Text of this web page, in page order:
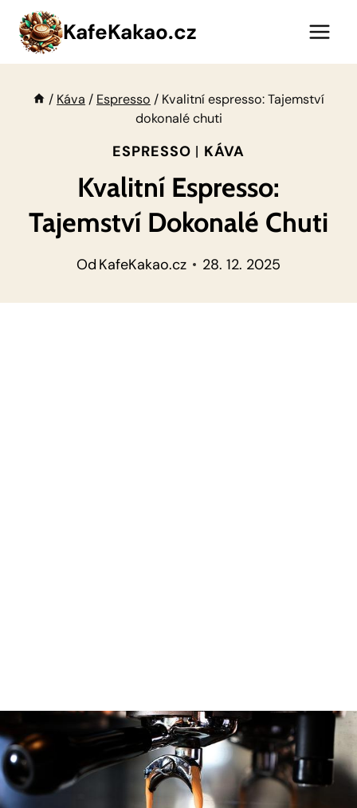
Přeskočit
obsah
KafeKakao.cz
/ Káva / Espresso / Kvalitní espresso: Tajemství
dokonalé chuti
ESPRESSO | KÁVA
Kvalitní Espresso:
Tajemství Dokonalé Chuti
Od KafeKakao.cz 28. 12. 2025